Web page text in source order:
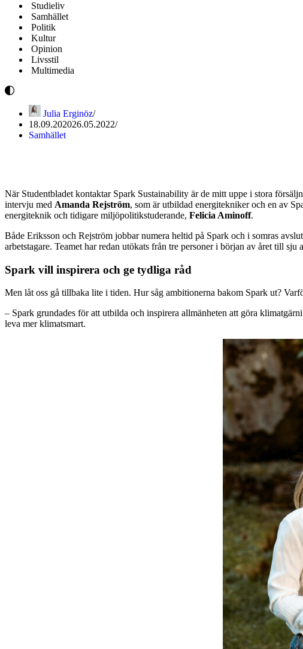
Studieliv
Samhället
Politik
Kultur
Opinion
Livsstil
Multimedia
Julia Erginöz
18.09.202026.05.2022
Samhället
När Studentbladet kontaktar Spark Sustainability är de mitt uppe i stora
intervju med Amanda Rejström, som är utbildad energitekniker och en av
energiteknik och tidigare miljöpolitikstuderande, Felicia Aminoff.
Både Eriksson och Rejström jobbar numera heltid på Spark och i somras
arbetstagare. Teamet har redan utökats från tre personer i början av året till sju
Spark vill inspirera och ge tydliga råd
Men låt oss gå tillbaka lite i tiden. Hur såg ambitionerna bakom Spark ut?
– Spark grundades för att utbilda och inspirera allmänheten att göra
leva mer klimatsmart.